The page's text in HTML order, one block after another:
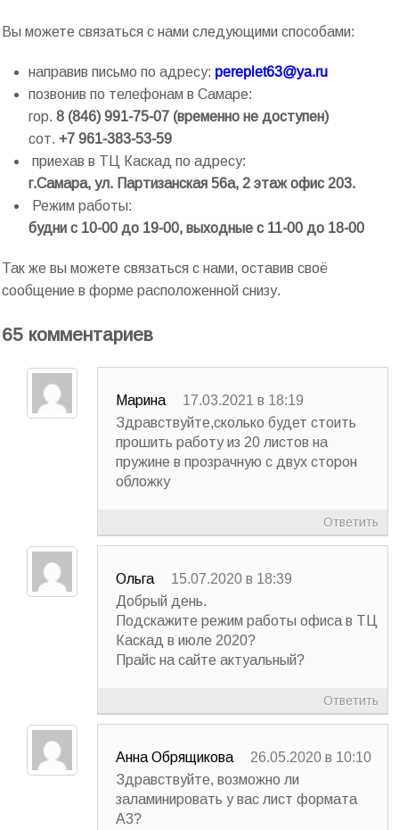
Вы можете связаться с нами следующими способами:
направив письмо по адресу: pereplet63@ya.ru
позвонив по телефонам в Самаре:
гор.8 (846) 991-75-07 (временно не доступен)
сот.+7 961-383-53-59
приехав в ТЦ Каскад по адресу:
г.Самара, ул. Партизанская 56а, 2 этаж офис 203.
Режим работы:
будни с 10-00 до 19-00, выходные с 11-00 до 18-00
Так же вы можете связаться с нами, оставив своё
сообщение в форме расположенной снизу.
65 комментариев
Марина
17.03.2021 в 18:19
Здравствуйте,сколько будет стоить
прошить работу из 20 листов на
пружине в прозрачную с двух сторон
обложку
Ответить
Ольга
15.07.2020 в 18:39
Добрый день.
Подскажите режим работы офиса в ТЦ
Каскад в июле 2020?
Прайс на сайте актуальный?
Ответить
Анна Обрящикова
26.05.2020 в 10:10
Здравствуйте, возможно ли
заламинировать у вас лист формата
А3?